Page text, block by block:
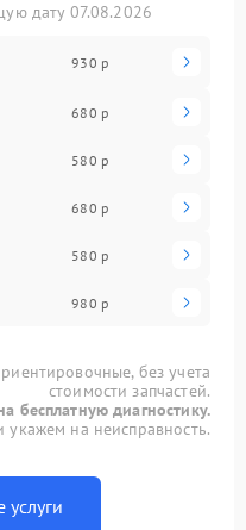
дату 07.08.2026
930 р
680 р
580 р
680 р
580 р
980 р
без учета
стоимости запчастей.
бесплатную диагностику.
на неисправность.
услуги